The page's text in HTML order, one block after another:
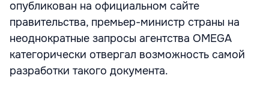
опубликован на официальном сайте
правительства, премьер-министр страны на
неоднократные запросы агентства OMEGA
категорически отвергал возможность самой
разработки такого документа.